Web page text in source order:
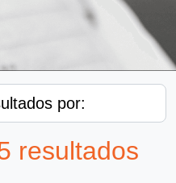
por:
resultados